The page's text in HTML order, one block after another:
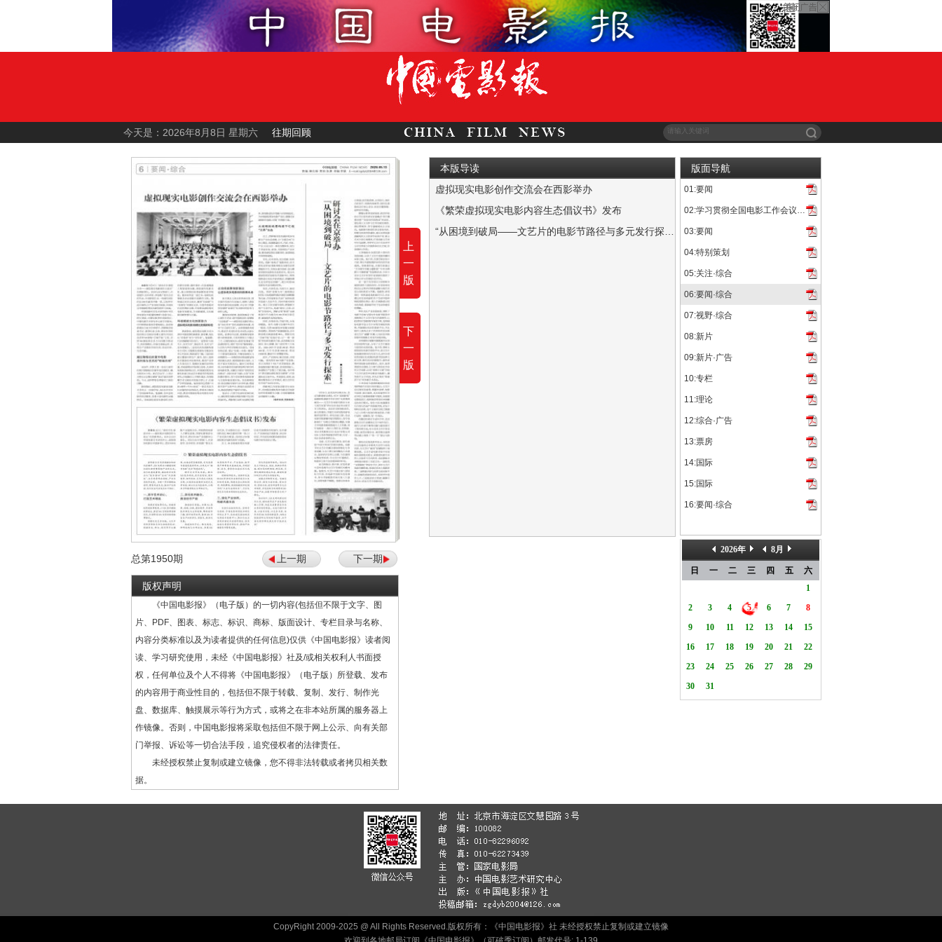
今天是：2026年8月8日 星期六 往期回顾
上
一
版
下
一
版
总第1950期 上一期 下一期
版权声明
《中国电影报》（电子版）的一切内容(包括但不限于文字、图
片、PDF、图表、标志、标识、商标、版面设计、专栏目录与名称、
内容分类标准以及为读者提供的任何信息)仅供《中国电影报》读者阅
读、学习研究使用，未经《中国电影报》社及/或相关权利人书面授
权，任何单位及个人不得将《中国电影报》（电子版）所登载、发布
的内容用于商业性目的，包括但不限于转载、复制、发行、制作光
盘、数据库、触摸展示等行为方式，或将之在非本站所属的服务器上
作镜像。否则，中国电影报将采取包括但不限于网上公示、向有关部
门举报、诉讼等一切合法手段，追究侵权者的法律责任。
未经授权禁止复制或建立镜像，您不得非法转载或者拷贝相关数
据。
本版导读
虚拟现实电影创作交流会在西影举办
本报讯 5月9日，“虚实共生 影创未来——虚拟现实电影创作交流会”在西影举行。来自行业主管部门、内容...
《繁荣虚拟现实电影内容生态倡议书》发布
本报讯 近日，“虚实共生 影创未来——虚拟现实电影创作交流会”在西影举办。本次会议由中国电影艺术研究...
“从困境到破局——文艺片的电影节路径与多元发行探索”研讨会在京举办
5月8日，由北京市文联主办、北京电影家协会承办，作为“双周影苑”品牌矩阵重要学术环节的“从困境到破局...
版面导航
01:要闻
02:学习贯彻全国电影工作会议精神
03:要闻
04:特别策划
05:关注·综合
06:要闻·综合
07:视野·综合
08:新片
09:新片·广告
10:专栏
11:理论
12:综合·广告
13:票房
14:国际
15:国际
16:要闻·综合
CopyRight 2009-2025 @ All Rights Reserved.版权所有：《中国电影报》社 未经授权禁止复制或建立镜像